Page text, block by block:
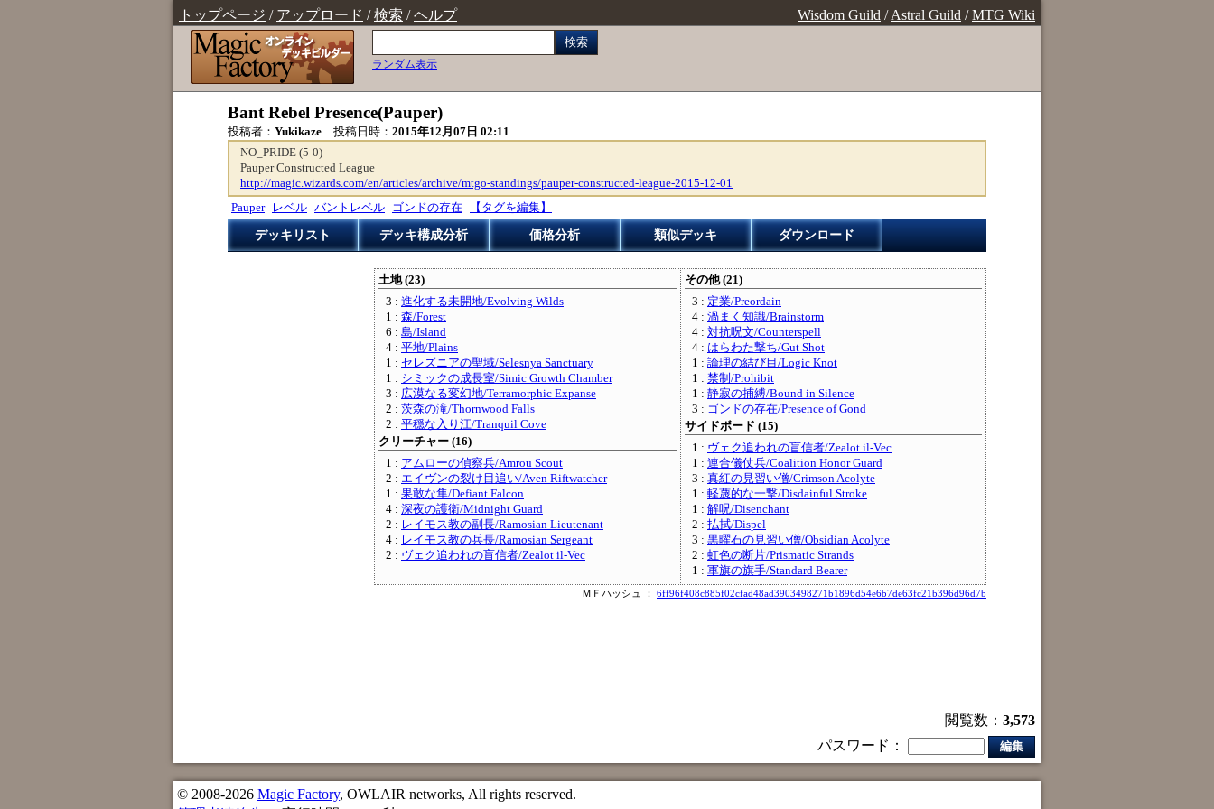
トップページ / アップロード /検索 /ヘルプ Wisdom Guild /Astral Guild /MTG Wiki
検索
ランダム表示
Bant Rebel Presence(Pauper)
投稿者： Yukikaze 投稿日時： 2015年12月07日 02:11
NO_PRIDE (5-0)
Pauper Constructed League
http://magic.wizards.com/en/articles/archive/mtgo-standings/pauper-constructed-league-2015-12-01
Pauper
レベル バントレベル ゴンドの存在 【タグを編集】
デッキリスト デッキ構成分析 価格分析 類似デッキ ダウンロード
土地 (23)
3 : 進化する未開地/Evolving Wilds
1 : 森/Forest
6 : 島/Island
4 : 平地/Plains
1 : セレズニアの聖域/Selesnya Sanctuary
1 : シミックの成長室/Simic Growth Chamber
3 : 広漠なる変幻地/Terramorphic Expanse
2 : 茨森の滝/Thornwood Falls
2 : 平穏な入り江/Tranquil Cove
クリーチャー (16)
1 : アムローの偵察兵/Amrou Scout
2 : エイヴンの裂け目追い/Aven Riftwatcher
1 : 果敢な隼/Defiant Falcon
4 : 深夜の護衛/Midnight Guard
2 : レイモス教の副長/Ramosian Lieutenant
4 : レイモス教の兵長/Ramosian Sergeant
2 : ヴェク追われの盲信者/Zealot il-Vec
その他 (21)
3 : 定業/Preordain
4 : 渦まく知識/Brainstorm
4 : 対抗呪文/Counterspell
4 : はらわた撃ち/Gut Shot
1 : 論理の結び目/Logic Knot
1 : 禁制/Prohibit
1 : 静寂の捕縛/Bound in Silence
3 : ゴンドの存在/Presence of Gond
サイドボード (15)
1 : ヴェク追われの盲信者/Zealot il-Vec
1 : 連合儀仗兵/Coalition Honor Guard
3 : 真紅の見習い僧/Crimson Acolyte
1 : 軽蔑的な一撃/Disdainful Stroke
1 : 解呪/Disenchant
2 : 払拭/Dispel
3 : 黒曜石の見習い僧/Obsidian Acolyte
2 : 虹色の断片/Prismatic Strands
1 : 軍旗の旗手/Standard Bearer
ＭＦハッシュ ： 6ff96f408c885f02cfad48ad3903498271b1896d54e6b7de63fc21b396d96d7b
閲覧数： 3,573
パスワード：
編集
© 2008-2026 Magic Factory, OWLAIR networks, All rights reserved.